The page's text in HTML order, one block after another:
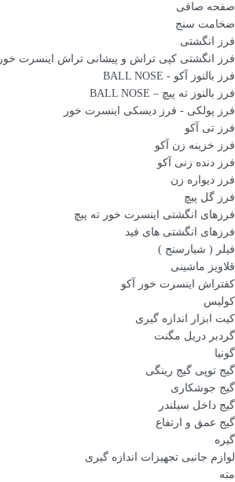
صفحه صافی
ضخامت سنج
فرز انگشتی
فرز انگشتی کپی تراش و پیشانی تراش اینسرت خور
فرز بالنوز آکو - BALL NOSE
فرز بالنوز ته پیچ – BALL NOSE
فرز پولکی - فرز دیسکی اینسرت خور
فرز تی آکو
فرز خزینه زن آکو
فرز دنده زنی آکو
فرز دیواره زن
فرز گل پیچ
فرزهای انگشتی اینسرت خور ته پیچ
فرزهای انگشتی های فید
فیلر ( شیارسنج )
قلاویز ماشینی
کفتراش اینسرت خور آکو
کولیس
کیت ابزار اندازه گیری
گردبر دریل مگنت
گونیا
گیج توپی گیج رینگی
گیج جوشکاری
گیج داخل سیلندر
گیج عمق و ارتفاع
گیره
لوازم جانبی تجهیزات اندازه گیری
مته